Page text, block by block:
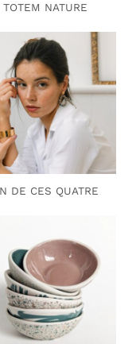
TOTEM NATURE
DE CES QUATRE